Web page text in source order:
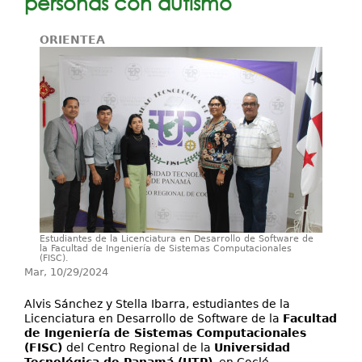
Servicios
ORIENTEA
Estudiantes de la Licenciatura en Desarrollo de Software de
la Facultad de Ingeniería de Sistemas Computacionales
(FISC).
Mar, 10/29/2024
Alvis Sánchez y Stella Ibarra, estudiantes de la
Licenciatura en Desarrollo de Software de la Facultad
de Ingeniería de Sistemas Computacionales
(FISC) del Centro Regional de la Universidad